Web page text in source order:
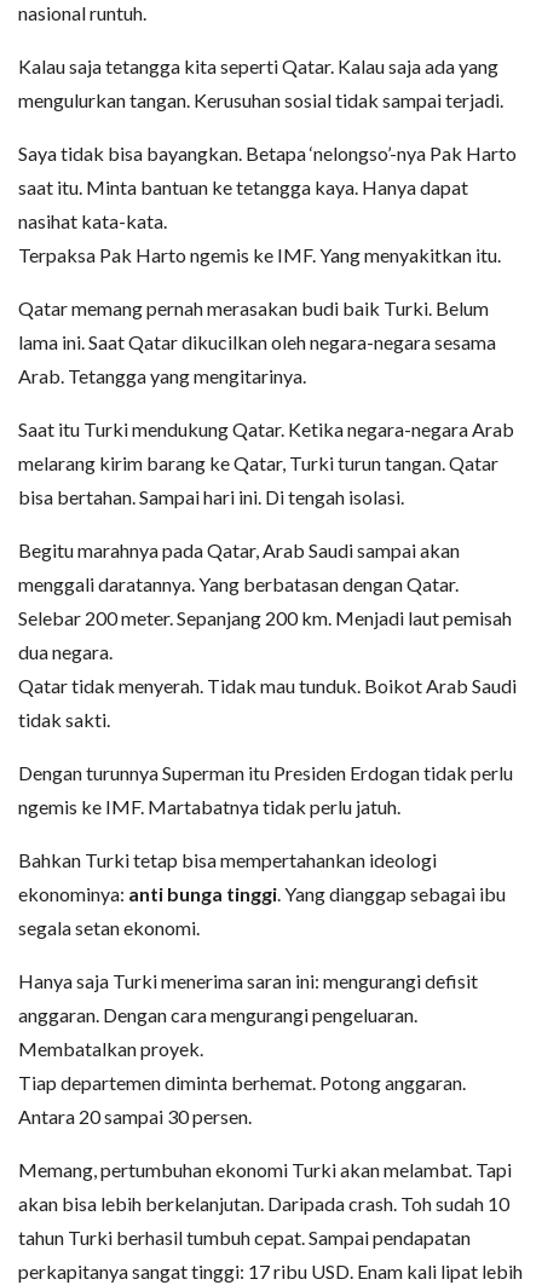
nasional runtuh.
Kalau saja tetangga kita seperti Qatar. Kalau saja ada yang
mengulurkan tangan. Kerusuhan sosial tidak sampai terjadi.
Saya tidak bisa bayangkan. Betapa ‘nelongso’-nya Pak Harto
saat itu. Minta bantuan ke tetangga kaya. Hanya dapat
nasihat kata-kata.
Terpaksa Pak Harto ngemis ke IMF. Yang menyakitkan itu.
Qatar memang pernah merasakan budi baik Turki. Belum
lama ini. Saat Qatar dikucilkan oleh negara-negara sesama
Arab. Tetangga yang mengitarinya.
Saat itu Turki mendukung Qatar. Ketika negara-negara Arab
melarang kirim barang ke Qatar, Turki turun tangan. Qatar
bisa bertahan. Sampai hari ini. Di tengah isolasi.
Begitu marahnya pada Qatar, Arab Saudi sampai akan
menggali daratannya. Yang berbatasan dengan Qatar.
Selebar 200 meter. Sepanjang 200 km. Menjadi laut pemisah
dua negara.
Qatar tidak menyerah. Tidak mau tunduk. Boikot Arab Saudi
tidak sakti.
Dengan turunnya Superman itu Presiden Erdogan tidak perlu
ngemis ke IMF. Martabatnya tidak perlu jatuh.
Bahkan Turki tetap bisa mempertahankan ideologi
ekonominya: anti bunga tinggi. Yang dianggap sebagai ibu
segala setan ekonomi.
Hanya saja Turki menerima saran ini: mengurangi defisit
anggaran. Dengan cara mengurangi pengeluaran.
Membatalkan proyek.
Tiap departemen diminta berhemat. Potong anggaran.
Antara 20 sampai 30 persen.
Memang, pertumbuhan ekonomi Turki akan melambat. Tapi
akan bisa lebih berkelanjutan. Daripada crash. Toh sudah 10
tahun Turki berhasil tumbuh cepat. Sampai pendapatan
perkapitanya sangat tinggi: 17 ribu USD. Enam kali lipat lebih